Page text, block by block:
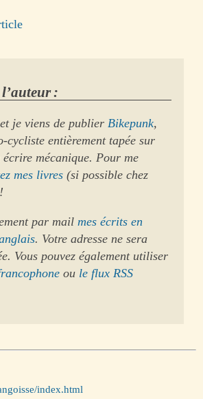
:
et je viens de publierBikepunk,
cycliste entièrement tapée sur
écrire mécanique. Pour me
mes livres (si possible chez
par mailmes écrits en
. Votre adresse ne sera
Vous pouvez également utiliser
ou le flux RSS
index.html